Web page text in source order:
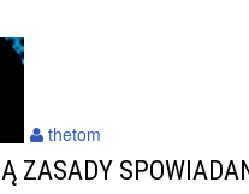
ZASADY
thetom